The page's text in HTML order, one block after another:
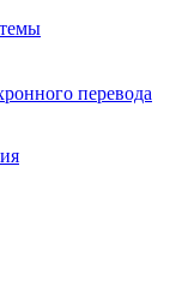
перевода